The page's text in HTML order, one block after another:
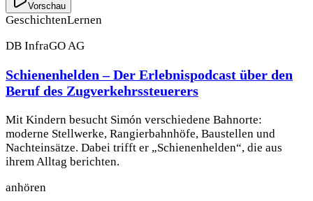
Vorschau
GeschichtenLernen
DB InfraGO AG
Schienenhelden – Der Erlebnispodcast über den
Beruf des Zugverkehrssteuerers
Mit Kindern besucht Simón verschiedene Bahnorte:
moderne Stellwerke, Rangierbahnhöfe, Baustellen und
Nachteinsätze. Dabei trifft er „Schienenhelden“, die aus
ihrem Alltag berichten.
anhören